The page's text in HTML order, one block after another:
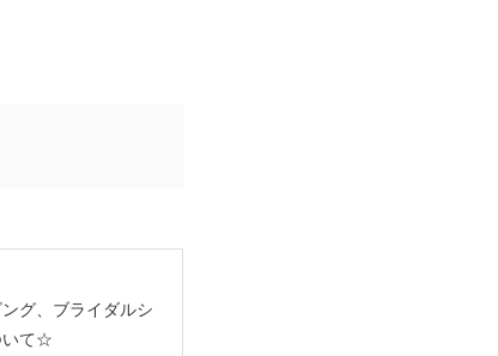
グ、ブライダルシ
いて☆